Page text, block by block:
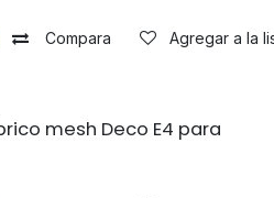
Compara Agregar a la
mesh Deco E4 para